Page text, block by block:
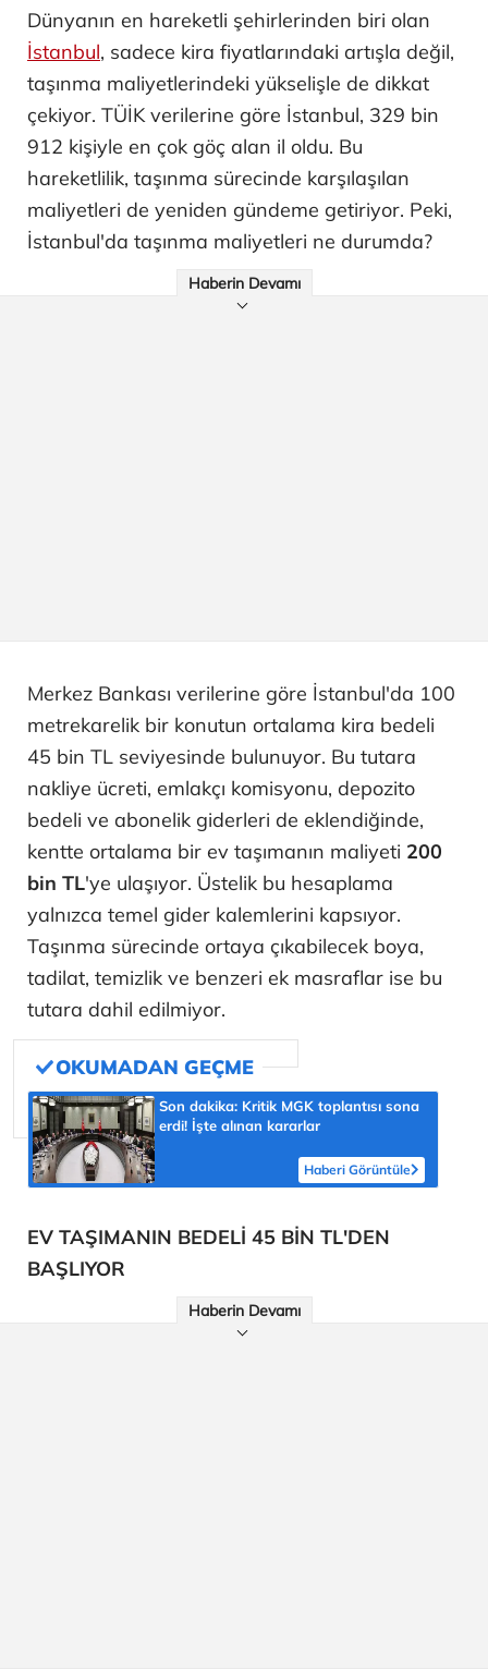
Dünyanın en hareketli şehirlerinden biri olan
İstanbul, sadece kira fiyatlarındaki artışla değil,
taşınma maliyetlerindeki yükselişle de dikkat
çekiyor. TÜİK verilerine göre İstanbul, 329 bin
912 kişiyle en çok göç alan il oldu. Bu
hareketlilik, taşınma sürecinde karşılaşılan
maliyetleri de yeniden gündeme getiriyor. Peki,
İstanbul'da taşınma maliyetleri ne durumda?
Haberin Devamı
Merkez Bankası verilerine göre İstanbul'da 100
metrekarelik bir konutun ortalama kira bedeli
45 bin TL seviyesinde bulunuyor. Bu tutara
nakliye ücreti, emlakçı komisyonu, depozito
bedeli ve abonelik giderleri de eklendiğinde,
kentte ortalama bir ev taşımanın maliyeti 200
bin TL'ye ulaşıyor. Üstelik bu hesaplama
yalnızca temel gider kalemlerini kapsıyor.
Taşınma sürecinde ortaya çıkabilecek boya,
tadilat, temizlik ve benzeri ek masraflar ise bu
tutara dahil edilmiyor.
Son dakika: Kritik MGK toplantısı sona
erdi! İşte alınan kararlar
Haberi Görüntüle
EV TAŞIMANIN BEDELİ 45 BİN TL'DEN
BAŞLIYOR
Haberin Devamı